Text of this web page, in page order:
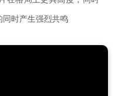
同时产生强烈共鸣